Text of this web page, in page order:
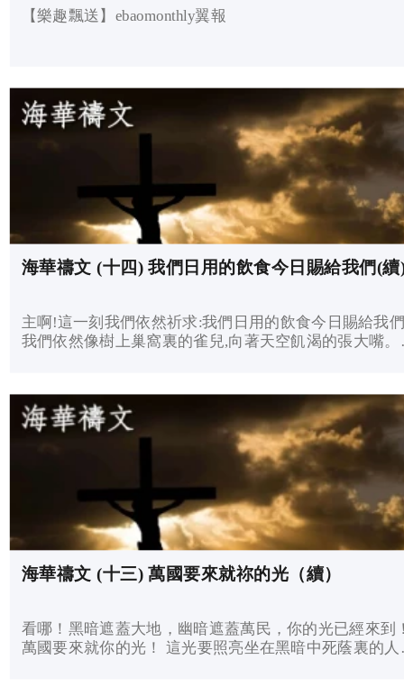
【樂趣飄送】ebaomonthly翼報
海華禱文 (十四) 我們日用的飲食今日賜給我們(續
主啊!這一刻我們依然祈求:我們日用的飲食今日賜給我
我們依然像樹上巢窩裏的雀兒,向著天空飢渴的張大嘴。
海華禱文 (十三) 萬國要來就祢的光（續）
看哪！黑暗遮蓋大地，幽暗遮蓋萬民，你的光已經來到
萬國要來就你的光！ 這光要照亮坐在黑暗中死蔭裏的人